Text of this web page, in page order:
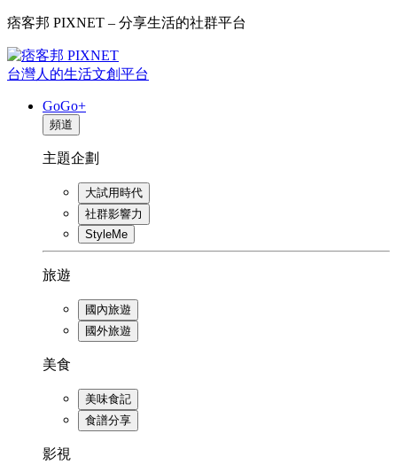
痞客邦 PIXNET – 分享生活的社群平台
台灣人的生活文創平台
GoGo+
頻道
主題企劃
大試用時代
社群影響力
StyleMe
旅遊
國內旅遊
國外旅遊
美食
美味食記
食譜分享
影視